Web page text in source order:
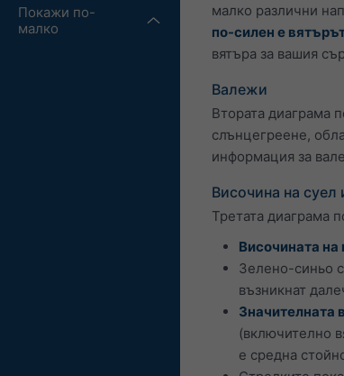
Покажи по-
малко
малко различни
по-силен е
вятъра за вашия
Валежи
Втората диаграма
слънцегреене,
информация за
Височина на суел
Третата диаграма
Височината
Зелено-синьо
възникнат
Значителната
(включително
е средна